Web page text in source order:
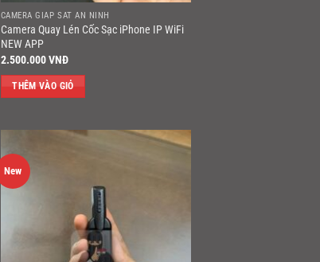
CAMERA GIÁP SÁT AN NINH
Camera Quay Lén Cốc Sạc iPhone IP WiFi
NEW APP
2.500.000VNĐ
THÊM VÀO GIỎ
New